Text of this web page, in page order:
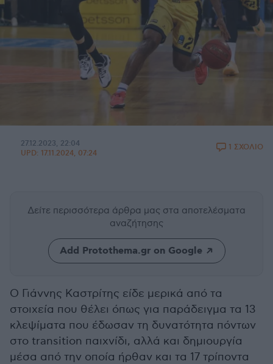
27.12.2023, 22:04
UPD: 17.11.2024, 07:24
1 ΣΧΟΛΙΟ
Δείτε περισσότερα άρθρα μας στα αποτελέσματα
αναζήτησης
Add Protothema.gr on Google
Ο Γιάννης Καστρίτης είδε μερικά από τα
στοιχεία που θέλει όπως για παράδειγμα τα 13
κλεψίματα που έδωσαν τη δυνατότητα πόντων
στο transition παιχνίδι, αλλά και δημιουργία
μέσα από την οποία ήρθαν και τα 17 τρίποντα